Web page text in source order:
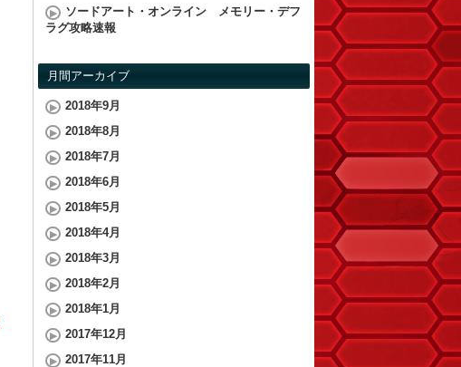
ソードアート・オンライン メモリー・デフ
ラグ攻略速報
月間アーカイブ
2018年9月
2018年8月
2018年7月
2018年6月
2018年5月
2018年4月
2018年3月
2018年2月
2018年1月
2017年12月
2017年11月